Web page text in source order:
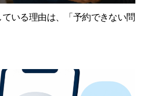
いる理由は、「予約できない問